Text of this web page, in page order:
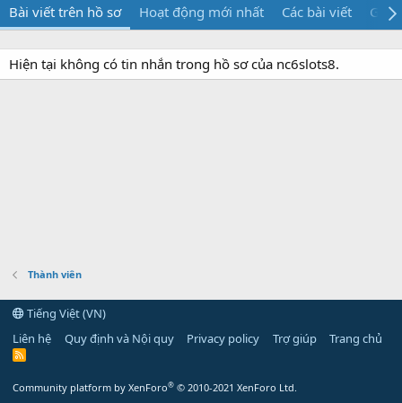
Bài viết trên hồ sơ Hoạt động mới nhất Các bài viết Giới
Hiện tại không có tin nhắn trong hồ sơ của nc6slots8.
Thành viên
Tiếng Việt (VN)
Liên hệ
Quy định và Nội quy Privacy policy Trợ giúp Trang chủ
R
Community platform by XenForo® © 2010-2021 XenForo Ltd.